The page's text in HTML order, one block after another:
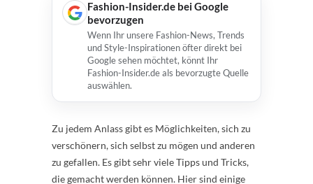
Fashion-Insider.de bei Google
bevorzugen
Wenn Ihr unsere Fashion-News, Trends
und Style-Inspirationen öfter direkt bei
Google sehen möchtet, könnt Ihr
Fashion-Insider.de als bevorzugte Quelle
auswählen.
Zu jedem Anlass gibt es Möglichkeiten, sich zu
verschönern, sich selbst zu mögen und anderen
zu gefallen. Es gibt sehr viele Tipps und Tricks,
die gemacht werden können. Hier sind einige